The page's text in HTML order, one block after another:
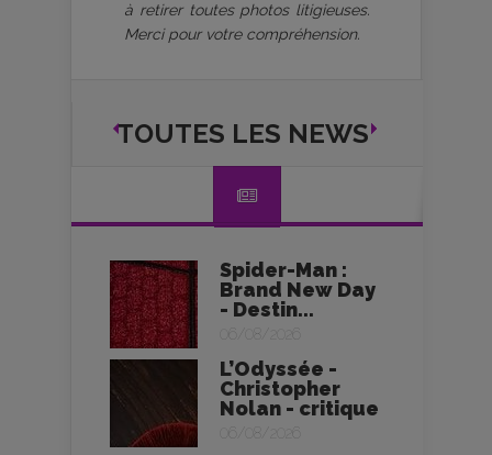
à retirer toutes photos litigieuses.
Merci pour votre compréhension.
TOUTES LES NEWS
Spider-Man :
Brand New Day
- Destin...
06/08/2026
L’Odyssée -
Christopher
Nolan - critique
06/08/2026